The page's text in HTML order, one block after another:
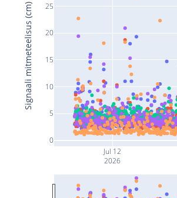
Jul 12
2026
0
5
10
15
20
25
Signaali mitmeteelisus (cm)